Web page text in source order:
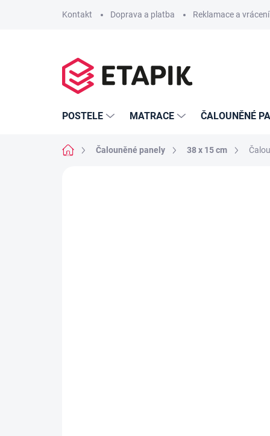
Kontakt Doprava a platba Reklamace a
POSTELE MATRACE ČALOUNĚNÉ
Domů Čalouněné panely 38 x 15 cm